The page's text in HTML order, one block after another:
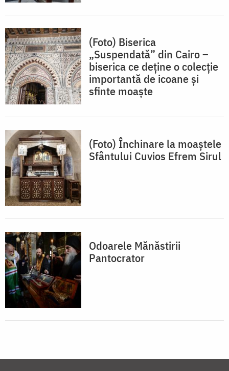
(Foto) Biserica
„Suspendată” din Cairo –
biserica ce deține o colecție
importantă de icoane și
sfinte moaște
(Foto) Închinare la moaștele
Sfântului Cuvios Efrem Sirul
Odoarele Mănăstirii
Pantocrator